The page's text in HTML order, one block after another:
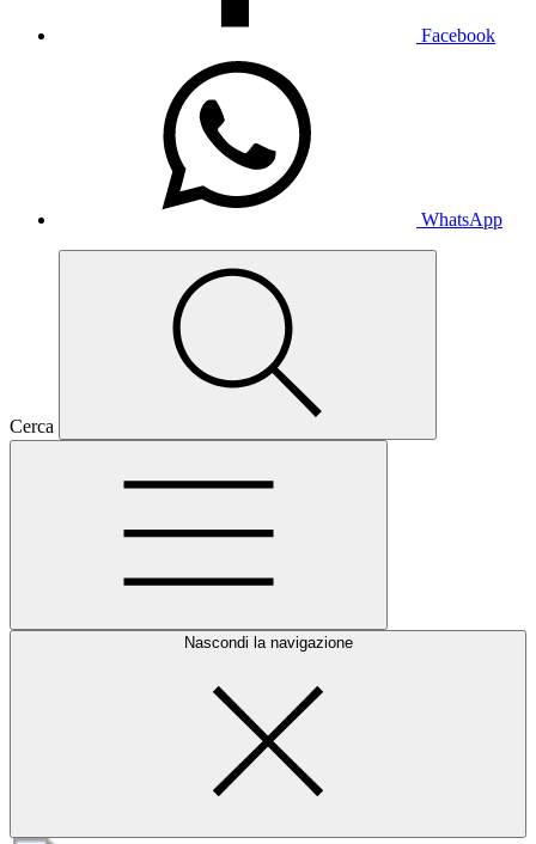
Facebook
WhatsApp
Cerca
Nascondi la navigazione